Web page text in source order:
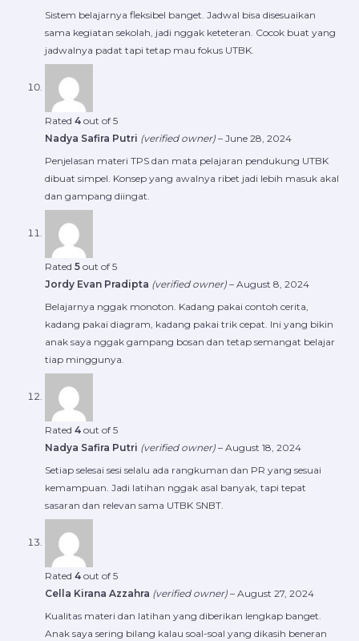
Sistem belajarnya fleksibel banget. Jadwal bisa disesuaikan
sama kegiatan sekolah, jadi nggak keteteran. Cocok buat yang
jadwalnya padat tapi tetap mau fokus UTBK.
Rated 4 out of 5
Nadya Safira Putri (verified owner) – June 28, 2024
Penjelasan materi TPS dan mata pelajaran pendukung UTBK
dibuat simpel. Konsep yang awalnya ribet jadi lebih masuk akal
dan gampang diingat.
Rated 5 out of 5
Jordy Evan Pradipta (verified owner) – August 8, 2024
Belajarnya nggak monoton. Kadang pakai contoh cerita,
kadang pakai diagram, kadang pakai trik cepat. Ini yang bikin
anak saya nggak gampang bosan dan tetap semangat belajar
tiap minggunya.
Rated 4 out of 5
Nadya Safira Putri (verified owner) – August 18, 2024
Setiap selesai sesi selalu ada rangkuman dan PR yang sesuai
kemampuan. Jadi latihan nggak asal banyak, tapi tepat
sasaran dan relevan sama UTBK SNBT.
Rated 4 out of 5
Cella Kirana Azzahra (verified owner) – August 27, 2024
Kualitas materi dan latihan yang diberikan lengkap banget.
Anak saya sering bilang kalau soal-soal yang dikasih beneran